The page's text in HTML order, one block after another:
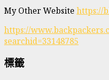
My Other Website https://
https://
searchid=33148785
標籤